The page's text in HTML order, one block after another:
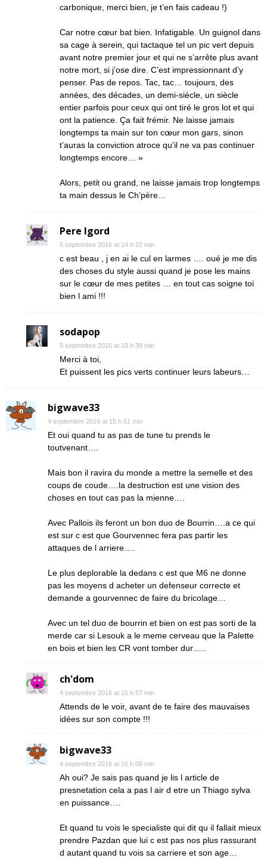
carbonique, merci bien, je t’en fais cadeau !)
Car notre cœur bat bien. Infatigable. Un guignol dans
sa cage à serein, qui tactaque tel un pic vert depuis
avant notre premier jour et qui ne s’arrête plus avant
notre mort, si j’ose dire. C’est impressionnant d’y
penser. Pas de repos. Tac, tac… toujours, des
années, des décades, un demi-siècle, un siècle
entier parfois pour ceux qui ont tiré le gros lot et qui
ont la patience. Ça fait frémir. Ne laisse jamais
longtemps ta main sur ton cœur mon gars, sinon
t’auras la conviction atroce qu’il ne va pas continuer
longtemps encore… »
Alors, petit ou grand, ne laisse jamais trop longtemps
ta main dessus le Ch’père…
Pere Igord
5 septembre 2016 at 14 h 22 min
c est beau , j en ai le cul en larmes …. oué je me dis
des choses du style aussi quand je pose les mains
sur le cœur de mes petites … en tout cas soigne toi
bien l ami !!!
sodapop
5 septembre 2016 at 18 h 38 min
Merci à toi,
Et puissent les pics verts continuer leurs labeurs…
bigwave33
4 septembre 2016 at 15 h 51 min
Et oui quand tu as pas de tune tu prends le
toutvenant….
Mais bon il ravira du monde a mettre la semelle et des
coups de coude….la destruction est une vision des
choses en tout cas pas la mienne….
Avec Pallois ils feront un bon duo de Bourrin….a ce qui
est sur c est que Gourvennec fera pas partir les
attaques de l arriere….
Le plus deplorable la dedans c est que M6 ne donne
pas les moyens d acheter un defenseur correcte et
demande a gourvennec de faire du bricolage…
Avec un tel duo de bourrin et bien on est pas sorti de la
merde car si Lesouk a le meme cerveau que la Palette
en bois et bien les CR vont tomber dur…..
ch'dom
4 septembre 2016 at 15 h 57 min
Attends de le voir, avant de te faire des mauvaises
idées sur son compte !!!
bigwave33
4 septembre 2016 at 16 h 06 min
Ah oui? Je sais pas quand je lis l article de
presnetation cela a pas l air d etre un Thiago sylva
en puissance….
Et quand tu vois le specialiste qui dit qu il fallait mieux
prendre Pazdan que lui c est pas nos plus rassurant
d autant quand tu vois sa carriere et son age…